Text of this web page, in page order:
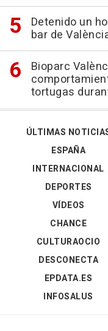
Detenido un
bar de
Bioparc
tortugas
ÚLTIMAS
ESPAÑA
INTERNACIONAL
DEPORTES
VÍDEOS
CHANCE
CULTURAOCIO
DESCONECTA
EPDATA.ES
INFOSALUS